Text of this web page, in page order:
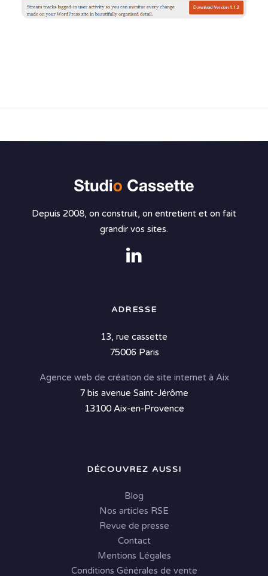
Depuis 2008, on construit, on entretient et on fait
grandir vos sites.
ADRESSE
13, rue cassette
75006 Paris
Agence web de création de site internet à Aix
7 bis avenue Saint-Jérôme
13100 Aix-en-Provence
DÉCOUVREZ AUSSI
Blog
Nos articles RSE
Revue de presse
Contact
Mentions Légales
Conditions Générales de vente